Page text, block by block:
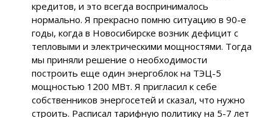
кредитов, и это всегда воспринималось
нормально. Я прекрасно помню ситуацию в 90-е
годы, когда в Новосибирске возник дефицит с
тепловыми и электрическими мощностями. Тогда
мы приняли решение о необходимости
построить еще один энергоблок на ТЭЦ-5
мощностью 1200 МВт. Я пригласил к себе
собственников энергосетей и сказал, что нужно
строить. Расписал тарифную политику на 5-7 лет